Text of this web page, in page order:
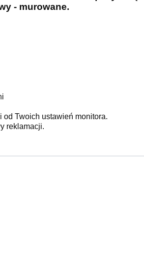
- murowane.
Twoich ustawień monitora.
reklamacji.